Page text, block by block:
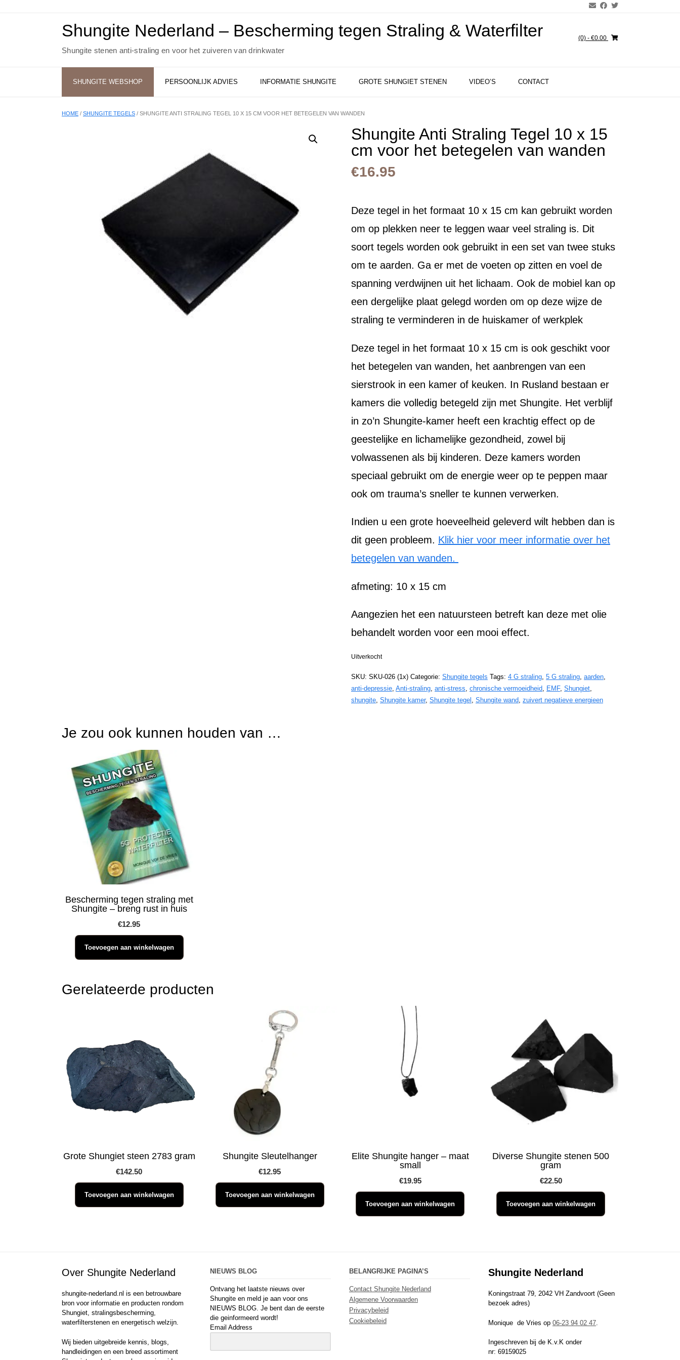
Shungite Nederland – Bescherming tegen Straling & Waterfilter
Shungite stenen anti-straling en voor het zuiveren van drinkwater
(0) - €0.00
SHUNGITE WEBSHOP PERSOONLIJK ADVIES INFORMATIE SHUNGITE GROTE SHUNGIET STENEN VIDEO’S CONTACT
HOME / SHUNGITE TEGELS / SHUNGITE ANTI STRALING TEGEL 10 X 15 CM VOOR HET BETEGELEN VAN WANDEN
Shungite Anti Straling Tegel 10 x 15
cm voor het betegelen van wanden
€16.95
Deze tegel in het formaat 10 x 15 cm kan gebruikt worden
om op plekken neer te leggen waar veel straling is. Dit
soort tegels worden ook gebruikt in een set van twee stuks
om te aarden. Ga er met de voeten op zitten en voel de
spanning verdwijnen uit het lichaam. Ook de mobiel kan op
een dergelijke plaat gelegd worden om op deze wijze de
straling te verminderen in de huiskamer of werkplek
Deze tegel in het formaat 10 x 15 cm is ook geschikt voor
het betegelen van wanden, het aanbrengen van een
sierstrook in een kamer of keuken. In Rusland bestaan er
kamers die volledig betegeld zijn met Shungite. Het verblijf
in zo’n Shungite-kamer heeft een krachtig effect op de
geestelijke en lichamelijke gezondheid, zowel bij
volwassenen als bij kinderen. Deze kamers worden
speciaal gebruikt om de energie weer op te peppen maar
ook om trauma’s sneller te kunnen verwerken.
Indien u een grote hoeveelheid geleverd wilt hebben dan is
dit geen probleem. Klik hier voor meer informatie over het
betegelen van wanden.
afmeting: 10 x 15 cm
Aangezien het een natuursteen betreft kan deze met olie
behandelt worden voor een mooi effect.
Uitverkocht
SKU: SKU-026 (1x) Categorie: Shungite tegels Tags: 4 G straling, 5 G straling, aarden,
anti-depressie, Anti-straling, anti-stress, chronische vermoeidheid, EMF, Shungiet,
shungite, Shungite kamer, Shungite tegel , Shungite wand, zuivert negatieve energieen
Je zou ook kunnen houden van …
Bescherming tegen straling met
Shungite – breng rust in huis
€12.95
Toevoegen aan winkelwagen
Gerelateerde producten
Grote Shungiet steen 2783 gram
€142.50
Toevoegen aan winkelwagen
Shungite Sleutelhanger
€12.95
Toevoegen aan winkelwagen
Elite Shungite hanger – maat
small
€19.95
Toevoegen aan winkelwagen
Diverse Shungite stenen 500
gram
€22.50
Toevoegen aan winkelwagen
Over Shungite Nederland
shungite-nederland.nl is een betrouwbare
bron voor informatie en producten rondom
Shungiet, stralingsbescherming,
waterfilterstenen en energetisch welzijn.
Wij bieden uitgebreide kennis, blogs,
handleidingen en een breed assortiment
NIEUWS BLOG
Ontvang het laatste nieuws over
Shungite en meld je aan voor ons
NIEUWS BLOG. Je bent dan de eerste
die geinformeerd wordt!
Email Address
BELANGRIJKE PAGINA’S
Contact Shungite Nederland
Algemene Voorwaarden
Privacybeleid
Cookiebeleid
Shungite Nederland
Koningstraat 79, 2042 VH Zandvoort (Geen
bezoek adres)
Monique de Vries op 06-23 94 02 47
Ingeschreven bij de K.v.K onder
nr: 69159025